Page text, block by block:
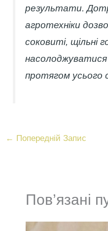
результати.
агротехніки
соковиті, щільні
протягом усього
← Попередній Запис
Пов’язані